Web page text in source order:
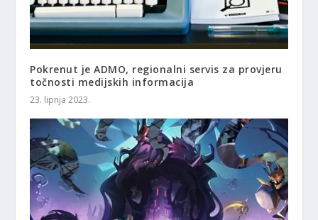
Pokrenut je ADMO, regionalni servis za provjeru
točnosti medijskih informacija
23. lipnja 2023.